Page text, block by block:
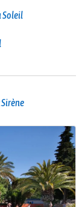
Soleil